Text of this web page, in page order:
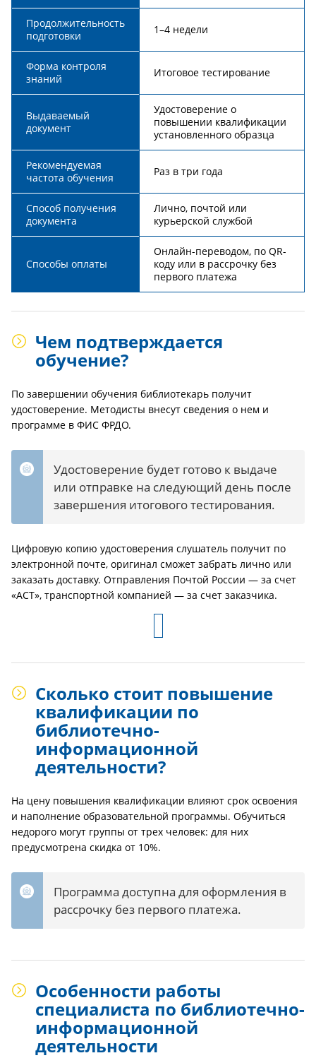
Продолжительность
подготовки
1–4 недели
Форма контроля
знаний
Итоговое тестирование
Выдаваемый
документ
Удостоверение о
повышении квалификации
установленного образца
Рекомендуемая
частота обучения
Раз в три года
Способ получения
документа
Лично, почтой или
курьерской службой
Способы оплаты
Онлайн-переводом, по QR-
коду или в рассрочку без
первого платежа
Чем подтверждается
обучение?
По завершении обучения библиотекарь получит
удостоверение. Методисты внесут сведения о нем и
программе в ФИС ФРДО.
Удостоверение будет готово к выдаче
или отправке на следующий день после
завершения итогового тестирования.
Цифровую копию удостоверения слушатель получит по
электронной почте, оригинал сможет забрать лично или
заказать доставку. Отправления Почтой России — за счет
«АСТ», транспортной компанией — за счет заказчика.
Сколько стоит повышение
квалификации по
библиотечно-
информационной
деятельности?
На цену повышения квалификации влияют срок освоения
и наполнение образовательной программы. Обучиться
недорого могут группы от трех человек: для них
предусмотрена скидка от 10%.
Программа доступна для оформления в
рассрочку без первого платежа.
Особенности работы
специалиста по библиотечно-
информационной
деятельности